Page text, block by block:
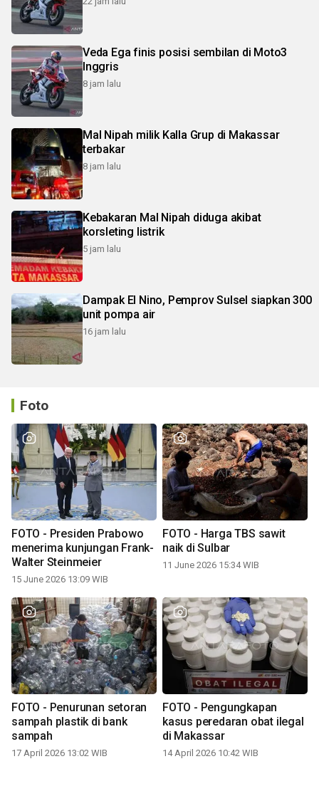
Veda Ega finis posisi sembilan di Moto3
Inggris
8 jam lalu
Mal Nipah milik Kalla Grup di Makassar
terbakar
8 jam lalu
Kebakaran Mal Nipah diduga akibat
korsleting listrik
5 jam lalu
Dampak El Nino, Pemprov Sulsel siapkan 300
unit pompa air
16 jam lalu
Foto
FOTO - Presiden Prabowo
menerima kunjungan Frank-
Walter Steinmeier
15 June 2026 13:09 WIB
FOTO - Harga TBS sawit
naik di Sulbar
11 June 2026 15:34 WIB
FOTO - Penurunan setoran
sampah plastik di bank
sampah
17 April 2026 13:02 WIB
FOTO - Pengungkapan
kasus peredaran obat ilegal
di Makassar
14 April 2026 10:42 WIB